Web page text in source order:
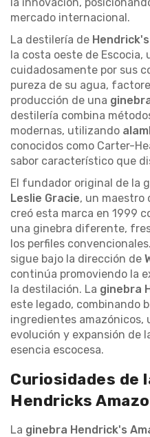
mercado internacional.
La destilería de Hendrick's
la costa oeste de Escocia,
cuidadosamente por sus
pureza de su agua,
producción de una
destilería combina
modernas, utilizando
conocidos como Carter-
sabor característico que
El fundador original de la g
Leslie Gracie, un maestro
creó esta marca en 1999
una ginebra diferente,
los perfiles
sigue bajo la dirección de
continúa promoviendo la
la destilación. La ginebra
este legado, combinando
ingredientes amazónicos,
evolución y expansión de
esencia escocesa.
Curiosidades de
Hendricks
La ginebra Hendrick's